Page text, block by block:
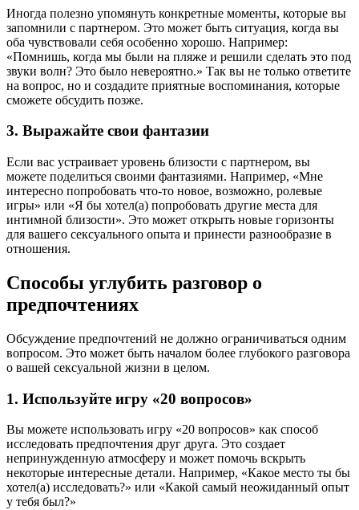
Иногда полезно упомянуть конкретные моменты, которые вы
запомнили с партнером. Это может быть ситуация, когда вы
оба чувствовали себя особенно хорошо. Например:
«Помнишь, когда мы были на пляже и решили сделать это под
звуки волн? Это было невероятно.» Так вы не только ответите
на вопрос, но и создадите приятные воспоминания, которые
сможете обсудить позже.
3. Выражайте свои фантазии
Если вас устраивает уровень близости с партнером, вы
можете поделиться своими фантазиями. Например, «Мне
интересно попробовать что-то новое, возможно, ролевые
игры» или «Я бы хотел(а) попробовать другие места для
интимной близости». Это может открыть новые горизонты
для вашего сексуального опыта и принести разнообразие в
отношения.
Способы углубить разговор о
предпочтениях
Обсуждение предпочтений не должно ограничиваться одним
вопросом. Это может быть началом более глубокого разговора
о вашей сексуальной жизни в целом.
1. Используйте игру «20 вопросов»
Вы можете использовать игру «20 вопросов» как способ
исследовать предпочтения друг друга. Это создает
непринужденную атмосферу и может помочь вскрыть
некоторые интересные детали. Например, «Какое место ты бы
хотел(а) исследовать?» или «Какой самый неожиданный опыт
у тебя был?»